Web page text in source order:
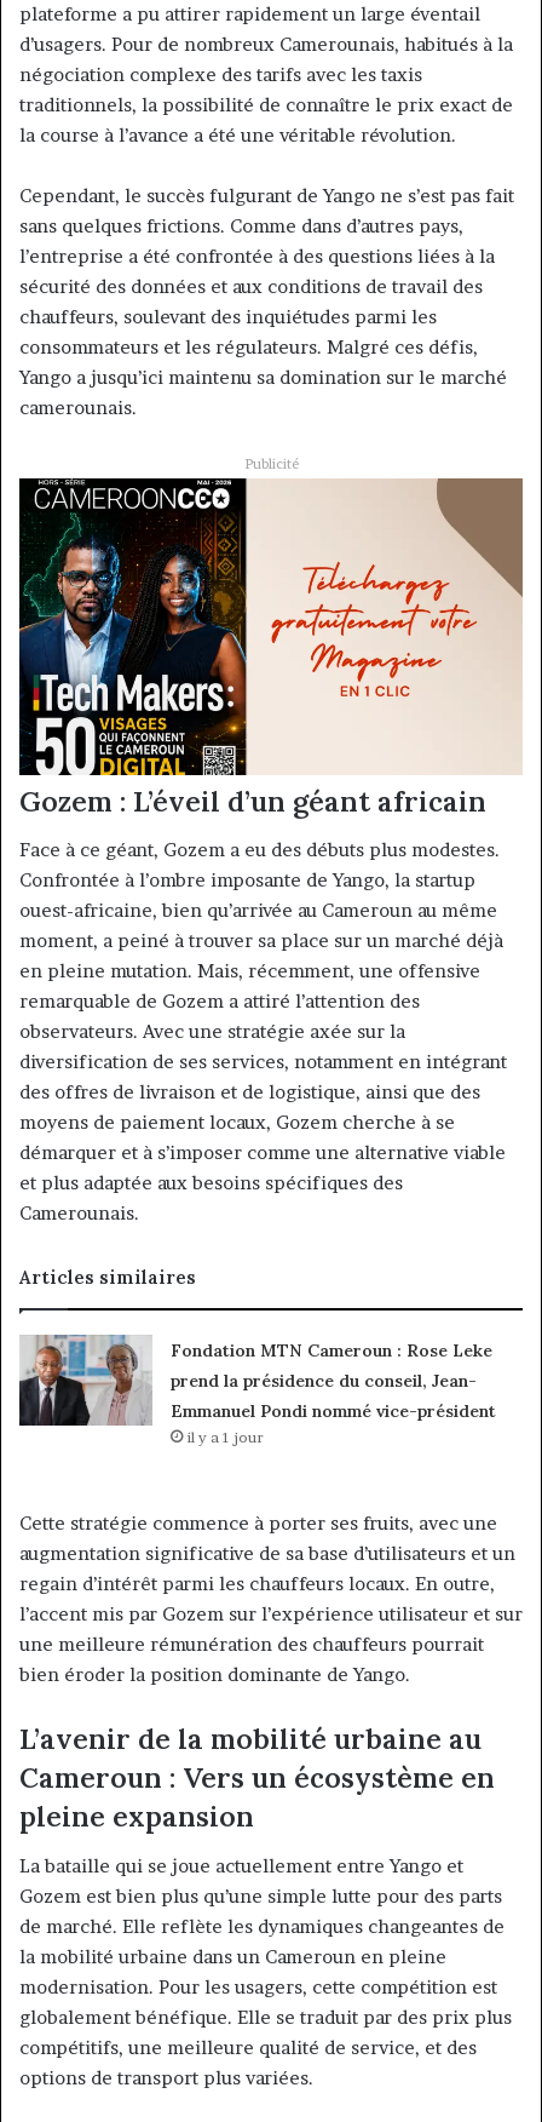
plateforme a pu attirer rapidement un large éventail
d’usagers. Pour de nombreux Camerounais, habitués à la
négociation complexe des tarifs avec les taxis
traditionnels, la possibilité de connaître le prix exact de
la course à l’avance a été une véritable révolution.
Cependant, le succès fulgurant de Yango ne s’est pas fait
sans quelques frictions. Comme dans d’autres pays,
l’entreprise a été confrontée à des questions liées à la
sécurité des données et aux conditions de travail des
chauffeurs, soulevant des inquiétudes parmi les
consommateurs et les régulateurs. Malgré ces défis,
Yango a jusqu’ici maintenu sa domination sur le marché
camerounais.
Publicité
Gozem : L’éveil d’un géant africain
Face à ce géant, Gozem a eu des débuts plus modestes.
Confrontée à l’ombre imposante de Yango, la startup
ouest-africaine, bien qu’arrivée au Cameroun au même
moment, a peiné à trouver sa place sur un marché déjà
en pleine mutation. Mais, récemment, une offensive
remarquable de Gozem a attiré l’attention des
observateurs. Avec une stratégie axée sur la
diversification de ses services, notamment en intégrant
des offres de livraison et de logistique, ainsi que des
moyens de paiement locaux, Gozem cherche à se
démarquer et à s’imposer comme une alternative viable
et plus adaptée aux besoins spécifiques des
Camerounais.
Articles similaires
Fondation MTN Cameroun : Rose Leke
prend la présidence du conseil, Jean-
Emmanuel Pondi nommé vice-président
il y a 1 jour
Cette stratégie commence à porter ses fruits, avec une
augmentation significative de sa base d’utilisateurs et un
regain d’intérêt parmi les chauffeurs locaux. En outre,
l’accent mis par Gozem sur l’expérience utilisateur et sur
une meilleure rémunération des chauffeurs pourrait
bien éroder la position dominante de Yango.
L’avenir de la mobilité urbaine au
Cameroun : Vers un écosystème en
pleine expansion
La bataille qui se joue actuellement entre Yango et
Gozem est bien plus qu’une simple lutte pour des parts
de marché. Elle reflète les dynamiques changeantes de
la mobilité urbaine dans un Cameroun en pleine
modernisation. Pour les usagers, cette compétition est
globalement bénéfique. Elle se traduit par des prix plus
compétitifs, une meilleure qualité de service, et des
options de transport plus variées.